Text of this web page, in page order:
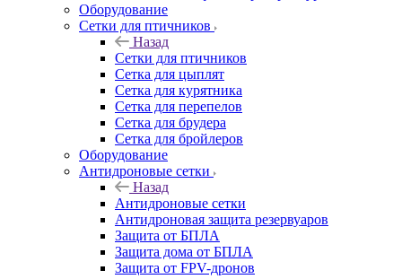
Оборудование
Сетки для птичников
Назад
Сетки для птичников
Сетка для цыплят
Сетка для курятника
Сетка для перепелов
Сетка для брудера
Сетка для бройлеров
Оборудование
Антидроновые сетки
Назад
Антидроновые сетки
Антидроновая защита резервуаров
Защита от БПЛА
Защита дома от БПЛА
Защита от FPV-дронов